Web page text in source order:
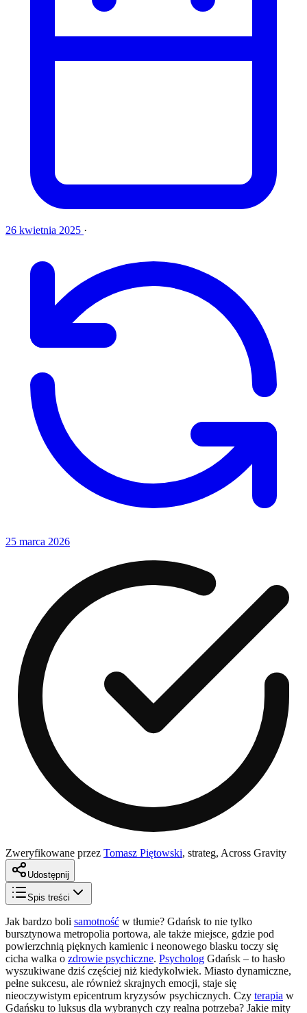
26 kwietnia 2025 ·
25 marca 2026
Zweryfikowane przez Tomasz Piętowski, strateg, Across Gravity
Udostępnij
Spis treści
Jak bardzo boli samotność w tłumie? Gdańsk to nie tylko
bursztynowa metropolia portowa, ale także miejsce, gdzie pod
powierzchnią pięknych kamienic i neonowego blasku toczy się
cicha walka o zdrowie psychiczne. Psycholog Gdańsk – to hasło
wyszukiwane dziś częściej niż kiedykolwiek. Miasto dynamiczne,
pełne sukcesu, ale również skrajnych emocji, staje się
nieoczywistym epicentrum kryzysów psychicznych. Czy terapia w
Gdańsku to luksus dla wybranych czy realna potrzeba? Jakie mity